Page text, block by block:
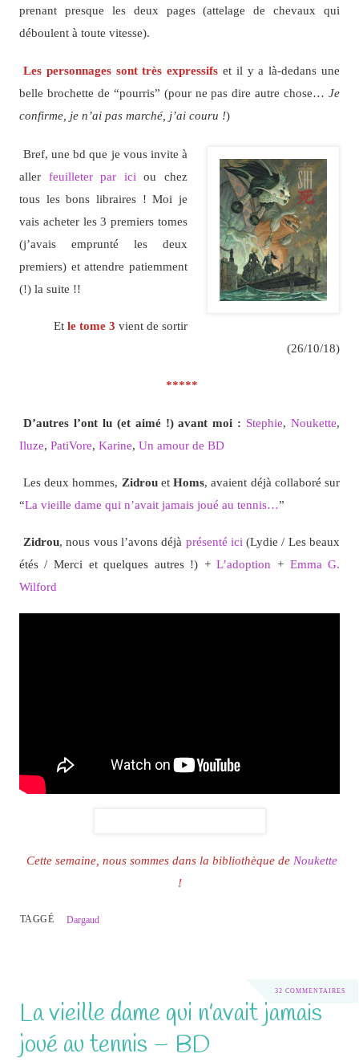
prenant presque les deux pages (attelage de chevaux qui
déboulent à toute vitesse).
Les personnages sont très expressifs et il y a là-dedans une
belle brochette de “pourris” (pour ne pas dire autre chose…Je
confirme, je n’ai pas marché, j’ai couru !)
Bref, une bd que je vous invite à
aller feuilleter par ici ou chez
tous les bons libraires ! Moi je
vais acheter les 3 premiers tomes
(j’avais emprunté les deux
premiers) et attendre patiemment
(!) la suite !!
Etle tome 3 vient de sortir
(26/10/18)
*****
D’autres l’ont lu (et aimé !) avant moi : Stephie,Noukette,
Iluze, PatiVore, Karine, Un amour de BD
Les deux hommes, ZidrouetHoms, avaient déjà collaboré sur
“La vieille dame qui n’avait jamais joué au tennis…”
Zidrou, nous vous l’avons déjà présenté ici (Lydie / Les beaux
étés / Merci et quelques autres !) +L’adoption + Emma G.
Wilford
Cette semaine, nous sommes dans la bibliothèque de Noukette
!
TAGGÉ Dargaud
32 COMMENTAIRES
La vieille dame qui n’avait jamais
joué au tennis – BD